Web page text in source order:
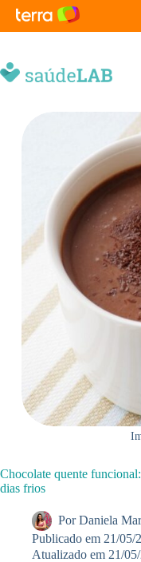
Chocolate quente
dias frios
Por Daniela
Publicado em 21/05/
Atualizado em 21/